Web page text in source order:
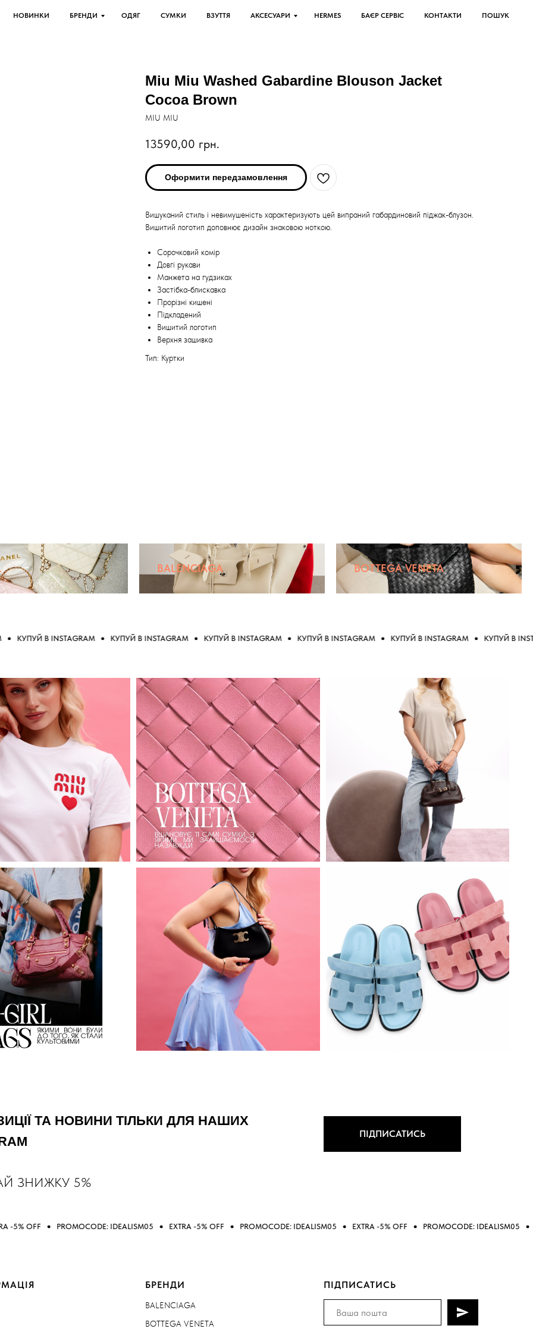
НОВИНКИ БРЕНДИ ОДЯГ СУМКИ ВЗУТТЯ АКСЕСУАРИ HERMES БАЄР СЕРВІС КОНТАКТИ ПОШУК
Miu Miu Washed Gabardine Blouson Jacket
Cocoa Brown
MIU MIU
13590,00 грн.
Оформити передзамовлення
Вишуканий стиль і невимушеність характеризують цей випраний габардиновий піджак-блузон.
Вишитий логотип доповнює дизайн знаковою ноткою.
Сорочковий комір
Довгі рукави
Манжета на гудзиках
Застібка-блискавка
Прорізні кишені
Підкладений
Вишитий логотип
Верхня зашивка
Тип: Куртки
BALENCIAGA BOTTEGA VENETA
В INSTAGRAM КУПУЙ В INSTAGRAM КУПУЙ В INSTAGRAM КУПУЙ В INSTAGRAM КУПУЙ В INSTAGRAM КУПУЙ В
ТА НОВИНИ ТІЛЬКИ ДЛЯ НАШИХ
ЗНИЖКУ 5%
ПІДПИСАТИСЬ
PROMOCODE: IDEALISM05 EXTRA -5% OFF PROMOCODE: IDEALISM05 EXTRA -5% OFF PROMOCODE: IDEALISM05 EXTRA -5%
БРЕНДИ
BALENCIAGA
BOTTEGA VENETA
ПІДПИСАТИСЬ